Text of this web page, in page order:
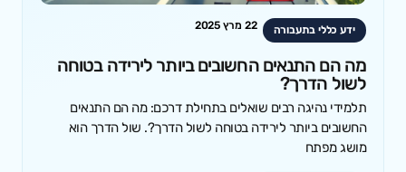
ידע כללי בתעבורה 22 מרץ 2025
מה הם התנאים החשובים ביותר לירידה בטוחה
לשול הדרך?
תלמידי נהיגה רבים שואלים בתחילת דרכם: מה הם התנאים
החשובים ביותר לירידה בטוחה לשול הדרך?. שול הדרך הוא
מושג מפתח